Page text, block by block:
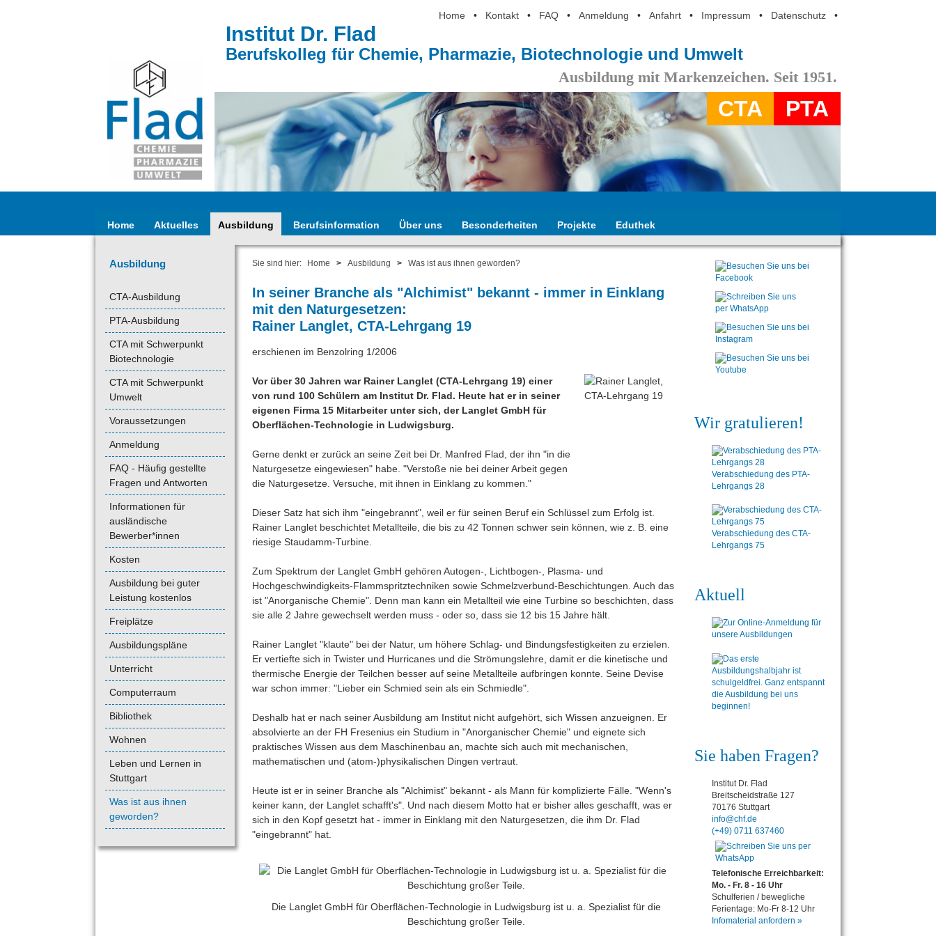
Home • Kontakt • FAQ • Anmeldung • Anfahrt • Impressum • Datenschutz •
Institut Dr. Flad
Berufskolleg für Chemie, Pharmazie, Biotechnologie und Umwelt
Ausbildung mit Markenzeichen. Seit 1951.
CTA PTA
Home Aktuelles Ausbildung Berufsinformation Über uns Besonderheiten Projekte Eduthek
Ausbildung
CTA-Ausbildung
PTA-Ausbildung
CTA mit Schwerpunkt
Biotechnologie
CTA mit Schwerpunkt
Umwelt
Voraussetzungen
Anmeldung
FAQ - Häufig gestellte
Fragen und Antworten
Informationen für
ausländische
Bewerber*innen
Kosten
Ausbildung bei guter
Leistung kostenlos
Freiplätze
Ausbildungspläne
Unterricht
Computerraum
Bibliothek
Wohnen
Leben und Lernen in
Stuttgart
Was ist aus ihnen
geworden?
Sie sind hier: Home > Ausbildung > Was ist aus ihnen geworden?
In seiner Branche als "Alchimist" bekannt - immer in Einklang
mit den Naturgesetzen:
Rainer Langlet, CTA-Lehrgang 19
erschienen im Benzolring 1/2006
Vor über 30 Jahren war Rainer Langlet (CTA-Lehrgang 19) einer
von rund 100 Schülern am Institut Dr. Flad. Heute hat er in seiner
eigenen Firma 15 Mitarbeiter unter sich, der Langlet GmbH für
Oberflächen-Technologie in Ludwigsburg.
Gerne denkt er zurück an seine Zeit bei Dr. Manfred Flad, der ihn "in die
Naturgesetze eingewiesen" habe. "Verstoße nie bei deiner Arbeit gegen
die Naturgesetze. Versuche, mit ihnen in Einklang zu kommen."
Dieser Satz hat sich ihm "eingebrannt", weil er für seinen Beruf ein Schlüssel zum Erfolg ist.
Rainer Langlet beschichtet Metallteile, die bis zu 42 Tonnen schwer sein können, wie z. B. eine
riesige Staudamm-Turbine.
Zum Spektrum der Langlet GmbH gehören Autogen-, Lichtbogen-, Plasma- und
Hochgeschwindigkeits-Flammspritztechniken sowie Schmelzverbund-Beschichtungen. Auch das
ist "Anorganische Chemie". Denn man kann ein Metallteil wie eine Turbine so beschichten, dass
sie alle 2 Jahre gewechselt werden muss - oder so, dass sie 12 bis 15 Jahre hält.
Rainer Langlet "klaute" bei der Natur, um höhere Schlag- und Bindungsfestigkeiten zu erzielen.
Er vertiefte sich in Twister und Hurricanes und die Strömungslehre, damit er die kinetische und
thermische Energie der Teilchen besser auf seine Metallteile aufbringen konnte. Seine Devise
war schon immer: "Lieber ein Schmied sein als ein Schmiedle".
Deshalb hat er nach seiner Ausbildung am Institut nicht aufgehört, sich Wissen anzueignen. Er
absolvierte an der FH Fresenius ein Studium in "Anorganischer Chemie" und eignete sich
praktisches Wissen aus dem Maschinenbau an, machte sich auch mit mechanischen,
mathematischen und (atom-)physikalischen Dingen vertraut.
Heute ist er in seiner Branche als "Alchimist" bekannt - als Mann für komplizierte Fälle. "Wenn's
keiner kann, der Langlet schafft's". Und nach diesem Motto hat er bisher alles geschafft, was er
sich in den Kopf gesetzt hat - immer in Einklang mit den Naturgesetzen, die ihm Dr. Flad
"eingebrannt" hat.
Die Langlet GmbH für Oberflächen-Technologie in Ludwigsburg ist u. a. Spezialist für die
Beschichtung großer Teile.
Wir gratulieren!
Verabschiedung des PTA-
Lehrgangs 28
Verabschiedung des CTA-
Lehrgangs 75
Aktuell
Sie haben Fragen?
Institut Dr. Flad
Breitscheidstraße 127
70176 Stuttgart
info@chf.de
(+49) 0711 637460
Telefonische Erreichbarkeit:
Mo. - Fr. 8 - 16 Uhr
Schulferien / bewegliche
Ferientage: Mo-Fr 8-12 Uhr
Infomaterial anfordern »